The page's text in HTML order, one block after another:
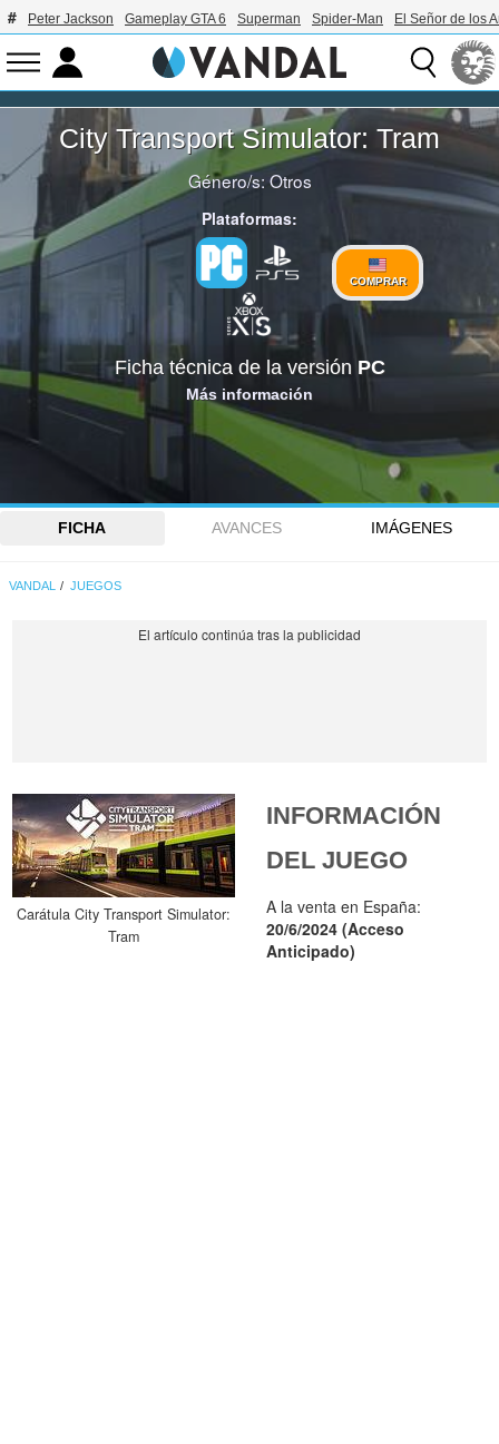
Peter Jackson Gameplay GTA 6 Superman Spider-Man El Señor de los
City Transport Simulator: Tram
Género/s:Otros
Plataformas:
COMPRAR
Ficha técnica de la versión PC
Más información
FICHA AVANCES IMÁGENES
VANDAL JUEGOS
Carátula City Transport Simulator:
Tram
INFORMACIÓN
DEL JUEGO
A la venta en España:
20/6/2024 (Acceso
Anticipado)